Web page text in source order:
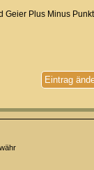
Geier Plus Minus
Eintrag